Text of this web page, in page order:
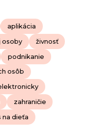
aplikácia
osoby živnosť
podnikanie
osôb
zahraničie
na dieťa